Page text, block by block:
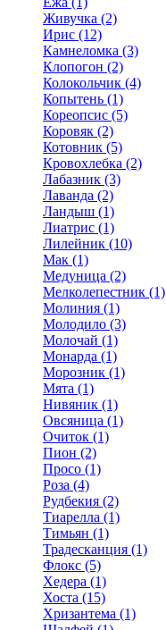
Живучка (2)
Ирис (12)
Камнеломка (3)
Клопогон (2)
Колокольчик (4)
Копытень (1)
Кореопсис (5)
Коровяк (2)
Котовник (5)
Кровохлебка (2)
Лабазник (3)
Лаванда (2)
Ландыш (1)
Лиатрис (1)
Лилейник (10)
Мак (1)
Медуница (2)
Мелколепестник (1)
Молиния (1)
Молодило (3)
Молочай (1)
Монарда (1)
Морозник (1)
Мята (1)
Нивяник (1)
Овсяница (1)
Очиток (1)
Пион (2)
Просо (1)
Роза (4)
Рудбекия (2)
Тиарелла (1)
Тимьян (1)
Традесканция (1)
Флокс (5)
Хедера (1)
Хоста (15)
Хризантема (1)